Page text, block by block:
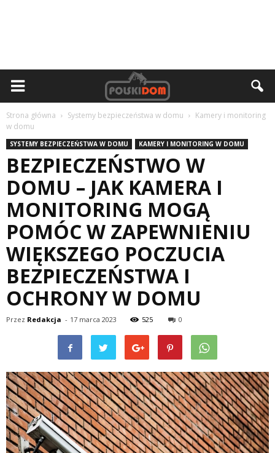
Strona główna Systemy bezpieczeństwa w domu
Kamery i monitoring
w domu
SYSTEMY BEZPIECZEŃSTWA W DOMU KAMERY I MONITORING W DOMU
BEZPIECZEŃSTWO W
DOMU – JAK KAMERA I
MONITORING MOGĄ
POMÓC W ZAPEWNIENIU
WIĘKSZEGO POCZUCIA
BEZPIECZEŃSTWA I
OCHRONY W DOMU
Przez Redakcja - 17 marca 2023 525 0